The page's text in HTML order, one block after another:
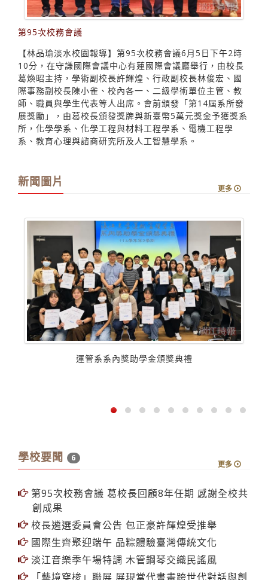
第95次校務會議
【林品瑜淡水校園報導】第95次校務會議6月5日下午2時
10分，在守謙國際會議中心有蓮國際會議廳舉行，由校長
葛煥昭主持，學術副校長許輝煌、行政副校長林俊宏、國
際事務副校長陳小雀、校內各一、二級學術單位主管、教
師、職員與學生代表等人出席。會前頒發「第14屆系所發
展獎勵」，由葛校長頒發獎牌與新臺幣5萬元獎金予獲獎系
所，化學學系、化學工程與材料工程學系、電機工程學
系、教育心理與諮商研究所及人工智慧學系。
新聞圖片
更多
運管系系內獎助學金頒獎典禮
學校要聞 6
更多
第95次校務會議 葛校長回顧8年任期 感謝全校共
創成果
校長遴選委員會公告 包正豪許輝煌受推舉
國際生齊聚迎端午 品粽體驗臺灣傳統文化
淡江音樂季午場特調 木管鋼琴交織民謠風
「藝境穿梭」聯展 展現當代書畫跨世代對話與創